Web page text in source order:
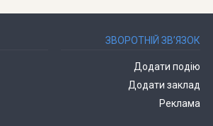
ЗВОРОТНІЙ ЗВ’ЯЗОК
Додати подію
Додати заклад
Реклама